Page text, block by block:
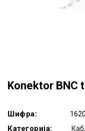
Konektor BNC
Шифра:
Категорија: